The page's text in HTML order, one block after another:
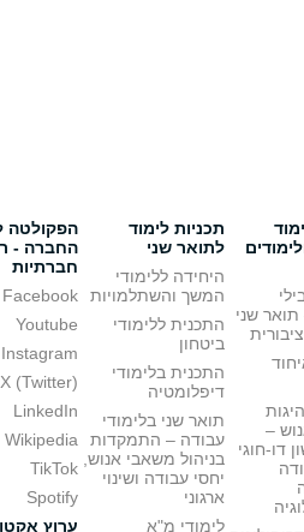
תואר שני
–
דו-חוגי
תכניות לימוד
לתואר שני
היחידה ללימודי
המשך והשתלמויות
התכנית ללימודי
ביטחון
התכנית בלימודי
דיפלומטיה
תואר שני בלימודי
עבודה – התמקדות
בניהול משאבי אנוש,
יחסי עבודה ושינוי
ארגוני
לימודי מ"א
הפקולטה
החברה -
חברתיות
Facebook
Youtube
Instagram
X (Twitter)
LinkedIn
Wikipedia
TikTok
Spotify
ערוץ